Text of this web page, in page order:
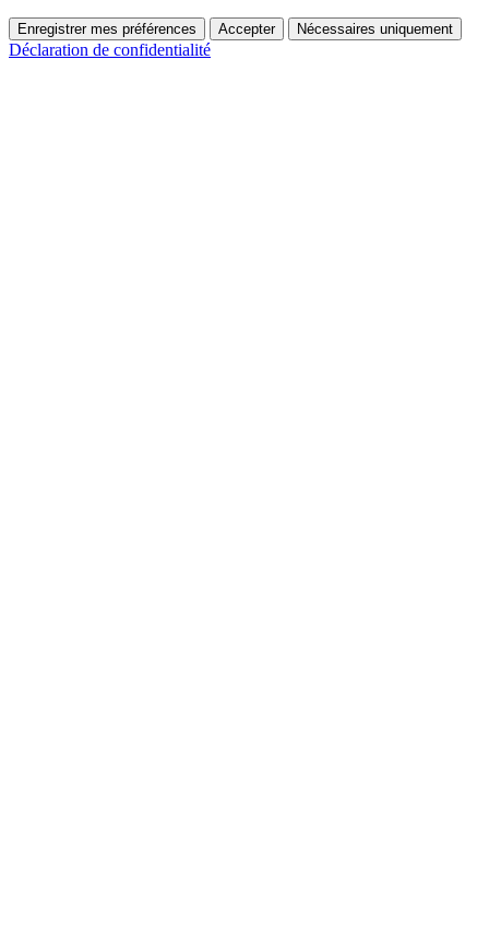
Enregistrer mes préférences Accepter Nécessaires uniquement
Déclaration de confidentialité